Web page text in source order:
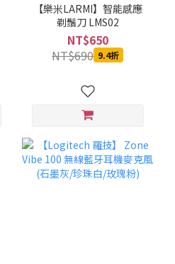
【樂米LARMI】智能感應
剃鬚刀 LMS02
NT$650
NT$690 9.4折